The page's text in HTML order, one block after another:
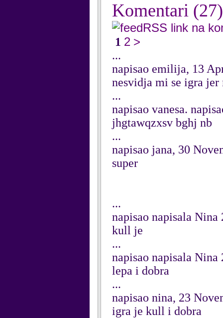
Komentari (27)
RSS link na
1 2 >
...
napisao emilija, 13
nesvidja mi se igra jer
...
napisao vanesa.
jhgtawqzxsv bghj nb
...
napisao jana, 30
super
...
napisao napisala Nina
kull je
...
napisao napisala Nina
lepa i dobra
...
napisao nina, 23
igra je kull i dobra